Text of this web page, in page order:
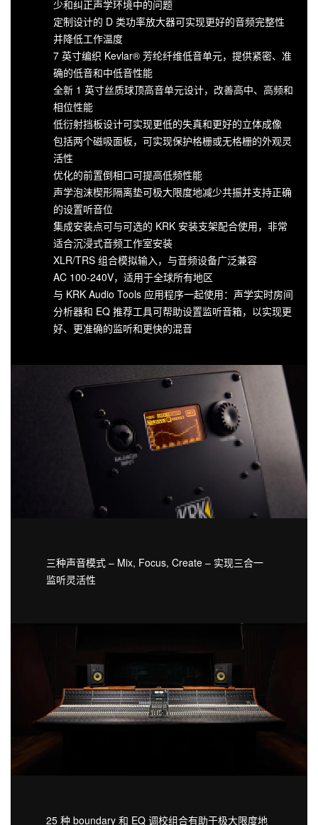
少和纠正声学环境中的问题
定制设计的 D 类功率放大器可实现更好的音频完整性
并降低工作温度
7 英寸编织 Kevlar® 芳纶纤维低音单元，提供紧密、准
确的低音和中低音性能
全新 1 英寸丝质球顶高音单元设计，改善高中、高频和
相位性能
低衍射挡板设计可实现更低的失真和更好的立体成像
包括两个磁吸面板，可实现保护格栅或无格栅的外观灵
活性
优化的前置倒相口可提高低频性能
声学泡沫楔形隔离垫可极大限度地减少共振并支持正确
的设置听音位
集成安装点可与可选的 KRK 安装支架配合使用，非常
适合沉浸式音频工作室安装
XLR/TRS 组合模拟输入，与音频设备广泛兼容
AC 100-240V，适用于全球所有地区
与 KRK Audio Tools 应用程序一起使用：声学实时房间
分析器和 EQ 推荐工具可帮助设置监听音箱，以实现更
好、更准确的监听和更快的混音
三种声音模式 – Mix, Focus, Create – 实现三合一
监听灵活性
25 种 boundary 和 EQ 调校组合有助于极大限度地